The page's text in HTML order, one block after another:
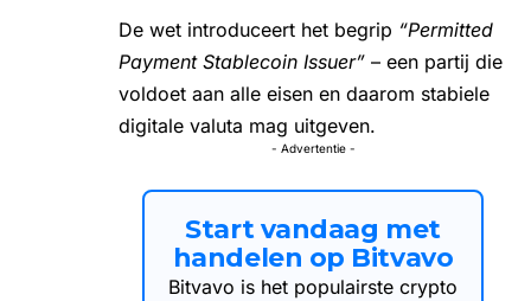
De wet introduceert het begrip “Permitted
Payment Stablecoin Issuer” – een partij die
voldoet aan alle eisen en daarom stabiele
digitale valuta mag uitgeven.
- Advertentie -
Start vandaag met
handelen op Bitvavo
Bitvavo is het populairste crypto